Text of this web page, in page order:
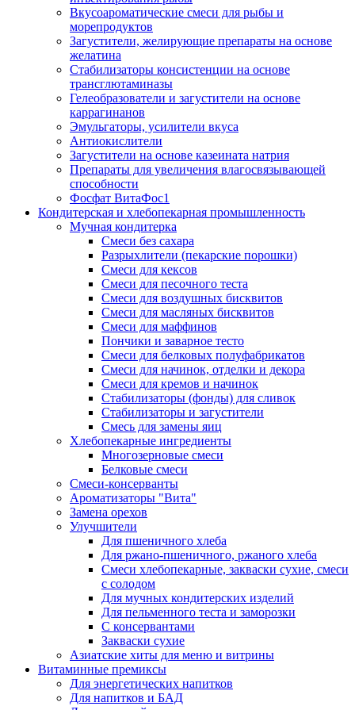
Вкусоароматические смеси для рыбы и
морепродуктов
Загустители, желирующие препараты на основе
желатина
Стабилизаторы консистенции на основе
трансглютаминазы
Гелеобразователи и загустители на основе
каррагинанов
Эмульгаторы, усилители вкуса
Антиокислители
Загустители на основе казеината натрия
Препараты для увеличения влагосвязывающей
способности
Фосфат ВитаФос1
Кондитерская и хлебопекарная промышленность
Мучная кондитерка
Смеси без сахара
Разрыхлители (пекарские порошки)
Смеси для кексов
Смеси для песочного теста
Смеси для воздушных бисквитов
Смеси для масляных бисквитов
Смеси для маффинов
Пончики и заварное тесто
Cмеси для белковых полуфабрикатов
Смеси для начинок, отделки и декора
Смеси для кремов и начинок
Стабилизаторы (фонды) для сливок
Стабилизаторы и загустители
Смесь для замены яиц
Хлебопекарные ингредиенты
Многозерновые смеси
Белковые смеси
Смеси-консерванты
Ароматизаторы "Вита"
Замена орехов
Улучшители
Для пшеничного хлеба
Для ржано-пшеничного, ржаного хлеба
Смеси хлебопекарные, закваски сухие, смеси
с солодом
Для мучных кондитерских изделий
Для пельменного теста и заморозки
С консервантами
Закваски сухие
Азиатские хиты для меню и витрины
Витаминные премиксы
Для энергетических напитков
Для напитков и БАД